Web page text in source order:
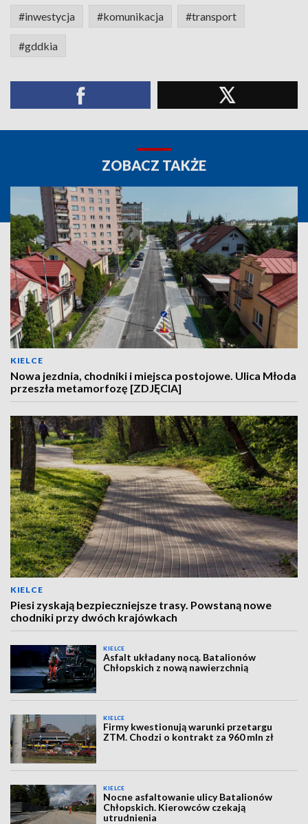
#inwestycja #komunikacja #transport
#gddkia
ZOBACZ TAKŻE
KIELCE
Nowa jezdnia, chodniki i miejsca postojowe. Ulica Młoda
przeszła metamorfozę [ZDJĘCIA]
KIELCE
Piesi zyskają bezpieczniejsze trasy. Powstaną nowe
chodniki przy dwóch krajówkach
KIELCE
Asfalt układany nocą. Batalionów
Chłopskich z nową nawierzchnią
KIELCE
Firmy kwestionują warunki przetargu
ZTM. Chodzi o kontrakt za 960 mln zł
KIELCE
Nocne asfaltowanie ulicy Batalionów
Chłopskich. Kierowców czekają
utrudnienia